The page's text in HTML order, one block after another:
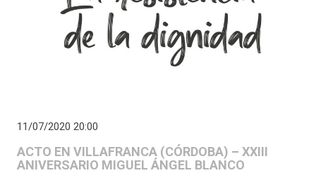
11/07/2020 20:00
ACTO EN VILLAFRANCA (CÓRDOBA) – XXIII
ANIVERSARIO MIGUEL ÁNGEL BLANCO